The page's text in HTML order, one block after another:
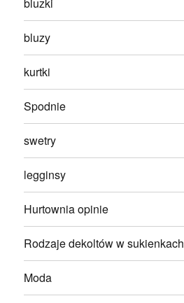
bluzki
bluzy
kurtki
Spodnie
swetry
legginsy
Hurtownia opinie
Rodzaje dekoltów w sukienkach
Moda